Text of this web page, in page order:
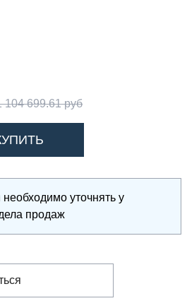
104 699.61 руб
уточнять у
продаж